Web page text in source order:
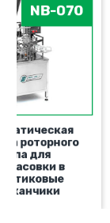
NB-
машина
расфасовки в
пластиковые
стаканчики